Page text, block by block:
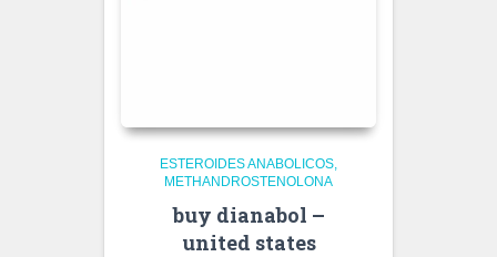
ESTEROIDES ANABOLICOS
METHANDROSTENOLONA
buy dianabol –
united states